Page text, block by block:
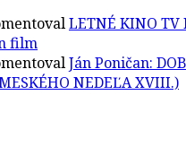
LETNÉ KINO TV
film
Ján Poničan:
NEDEĽA XVIII.)